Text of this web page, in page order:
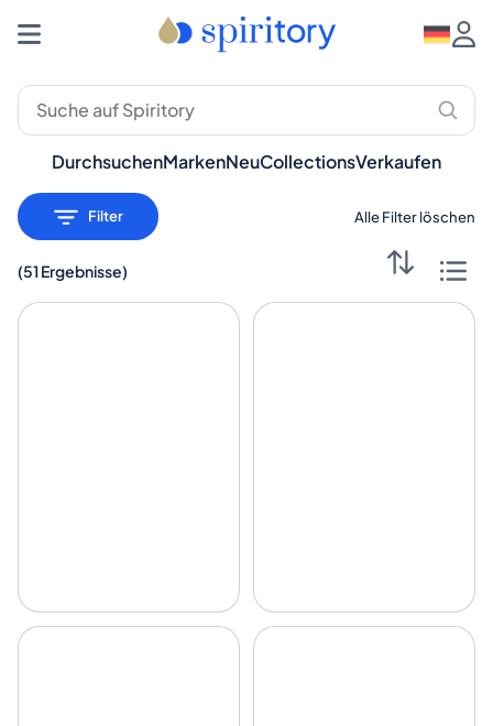
DurchsuchenMarkenNeuCollectionsVerkaufen
Filter Alle Filter löschen
(51 Ergebnisse)
Premium-Spirituosen: Whisky, Rum, Gin – Spiritory